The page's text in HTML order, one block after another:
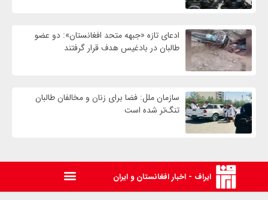
ادعای تازه «جبهه متحد افغانستان»: دو عضو
طالبان در بادغیس هدف قرار گرفتند
سازمان ملل: فضا برای زنان و مخالفان طالبان
تنگ‌تر شده است
ایراف - اخبار افغانستان و ایران